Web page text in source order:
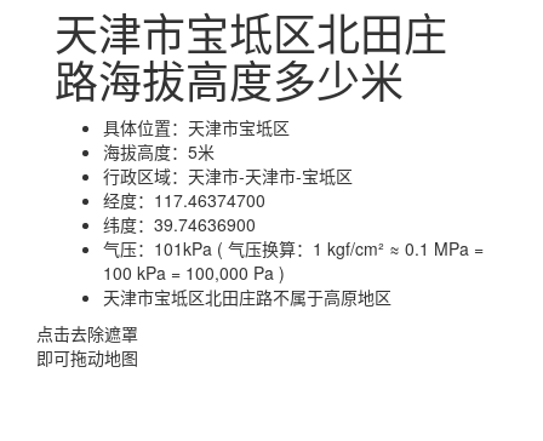
天津市宝坻区北田庄
路海拔高度多少米
具体位置： 天津市宝坻区
海拔高度： 5米
行政区域： 天津市-天津市-宝坻区
经度： 117.46374700
纬度： 39.74636900
气压： 101kPa ( 气压换算：1 kgf/cm² ≈ 0.1 MPa =
100 kPa = 100,000 Pa )
天津市宝坻区北田庄路不属于高原地区
点击去除遮罩
即可拖动地图